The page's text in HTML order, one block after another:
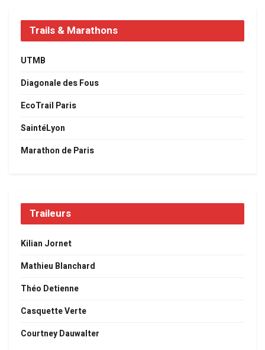
Trails & Marathons
UTMB
Diagonale des Fous
EcoTrail Paris
SaintéLyon
Marathon de Paris
Traileurs
Kilian Jornet
Mathieu Blanchard
Théo Detienne
Casquette Verte
Courtney Dauwalter